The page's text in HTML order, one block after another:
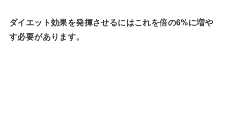
ダイエット効果を発揮させるにはこれを倍の6%に増や
す必要があります。